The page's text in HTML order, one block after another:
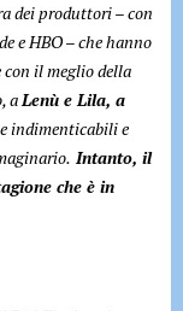
dei produttori – con
e HBO – che hanno
il meglio della
aLenù e Lila, a
indimenticabili e
Intanto, il
che è in